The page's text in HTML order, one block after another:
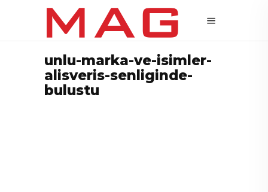
unlu-marka-ve-isimler-
alisveris-senliginde-
bulustu